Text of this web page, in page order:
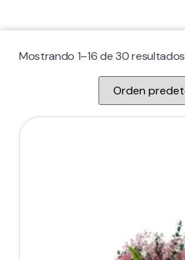
Mostrando 1–16 de 30 resultados